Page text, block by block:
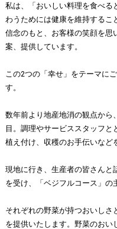
私は、「おいしい料理を食べる
わうためには健康を維持するこ
信念のもと、お客様の笑顔を思
案、提供しています。
この2つの「幸せ」をテーマに
す。
数年前より地産地消の観点から
目。調理やサービススタッフ
植え付け、収穫のお手伝いなど
現地に行き、生産者の皆さんと
を受け、「ベジフルコース」の
それぞれの野菜が持つおいしさ
を提供いたします。野菜のお